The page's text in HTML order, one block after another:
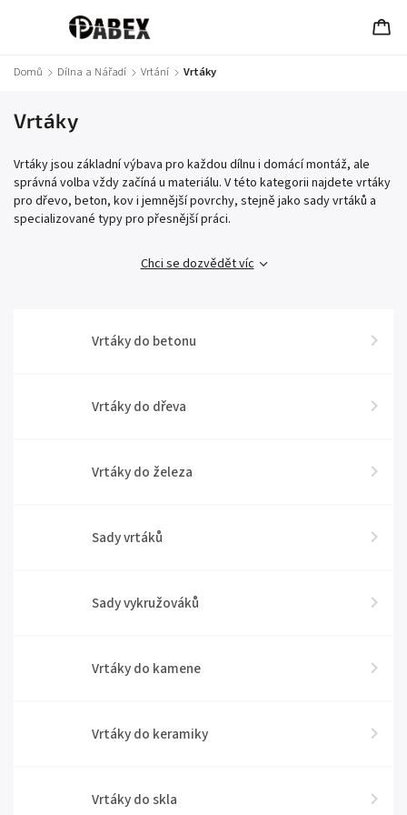
Domů / Dílna a Nářadí / Vrtání / Vrtáky
Vrtáky
Vrtáky jsou základní výbava pro každou dílnu i domácí montáž, ale
správná volba vždy začíná u materiálu. V této kategorii najdete vrtáky
pro dřevo, beton, kov i jemnější povrchy, stejně jako sady vrtáků a
specializované typy pro přesnější práci.
Chci se dozvědět víc
Vrtáky do betonu
Vrtáky do dřeva
Vrtáky do železa
Sady vrtáků
Sady vykružováků
Vrtáky do kamene
Vrtáky do keramiky
Vrtáky do skla